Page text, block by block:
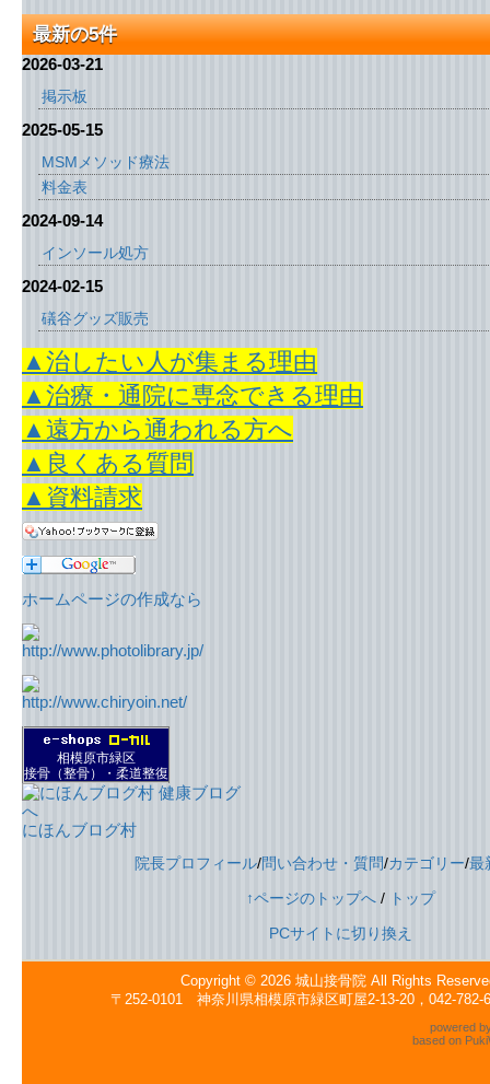
最新の5件
2026-03-21
掲示板
2025-05-15
MSMメソッド療法
料金表
2024-09-14
インソール処方
2024-02-15
礒谷グッズ販売
▲治したい人が集まる理由
▲治療・通院に専念できる理由
▲遠方から通われる方へ
▲良くある質問
▲資料請求
ホームページの作成なら
相模原市緑区
接骨（整骨）・柔道整復
にほんブログ村
院長プロフィール/問い合わせ・質問/カテゴリー/最
↑ページのトップへ/ トップ
PCサイトに切り換え
Copyright © 2026 城山接骨院All Rights
〒252-0101 神奈川県相模原市緑区町屋2-13-20，042-782-
powered
based on